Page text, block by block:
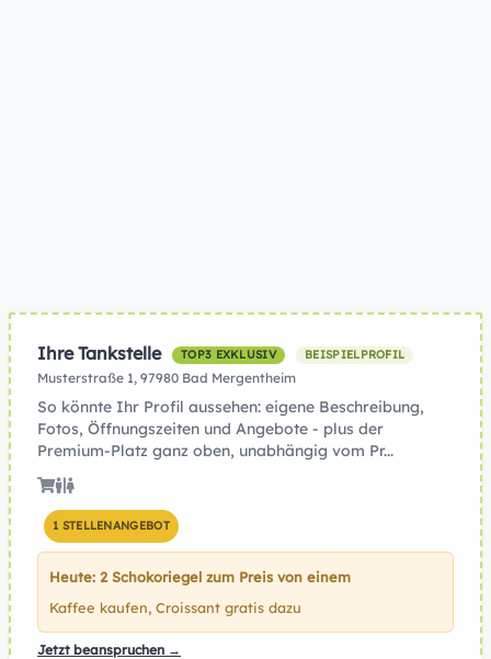
Ihre Tankstelle TOP3 EXKLUSIV BEISPIELPROFIL
Musterstraße 1, 97980 Bad Mergentheim
So könnte Ihr Profil aussehen: eigene Beschreibung,
Fotos, Öffnungszeiten und Angebote - plus der
Premium-Platz ganz oben, unabhängig vom Pr...
1 STELLENANGEBOT
Heute: 2 Schokoriegel zum Preis von einem
Kaffee kaufen, Croissant gratis dazu
Jetzt beanspruchen →